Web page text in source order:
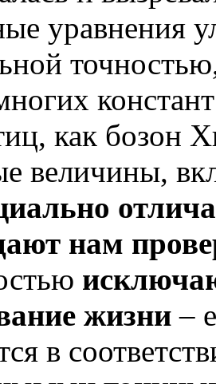
уравнения
как бозон
величины,
нам
жизни –
в